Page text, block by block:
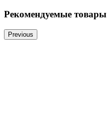
Рекомендуемые товары
Previous